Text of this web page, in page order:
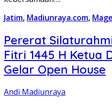
Jatim, Madiunraya.com,
Pererat
Fitri 1445 H Ketua
Gelar Open House
Andi Madiunraya